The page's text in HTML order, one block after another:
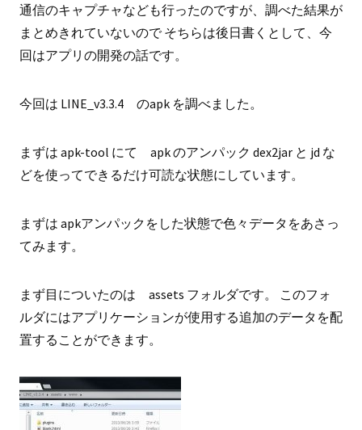
通信のキャプチャなども行ったのですが、調べた結果が
まとめきれていないので そちらは後日書くとして、今
回はアプリの開発の話です。
今回は LINE_v3.3.4 のapk を調べました。
まずは apk-tool にて apk のアンパック dex2jar と jd な
どを使ってできるだけ可読な状態にしています。
まずは apkアンパックをした状態で色々データをあさっ
てみます。
まず目についたのは assets フォルダです。 このフォ
ルダにはアプリケーションが使用する追加のデータを配
置することができます。